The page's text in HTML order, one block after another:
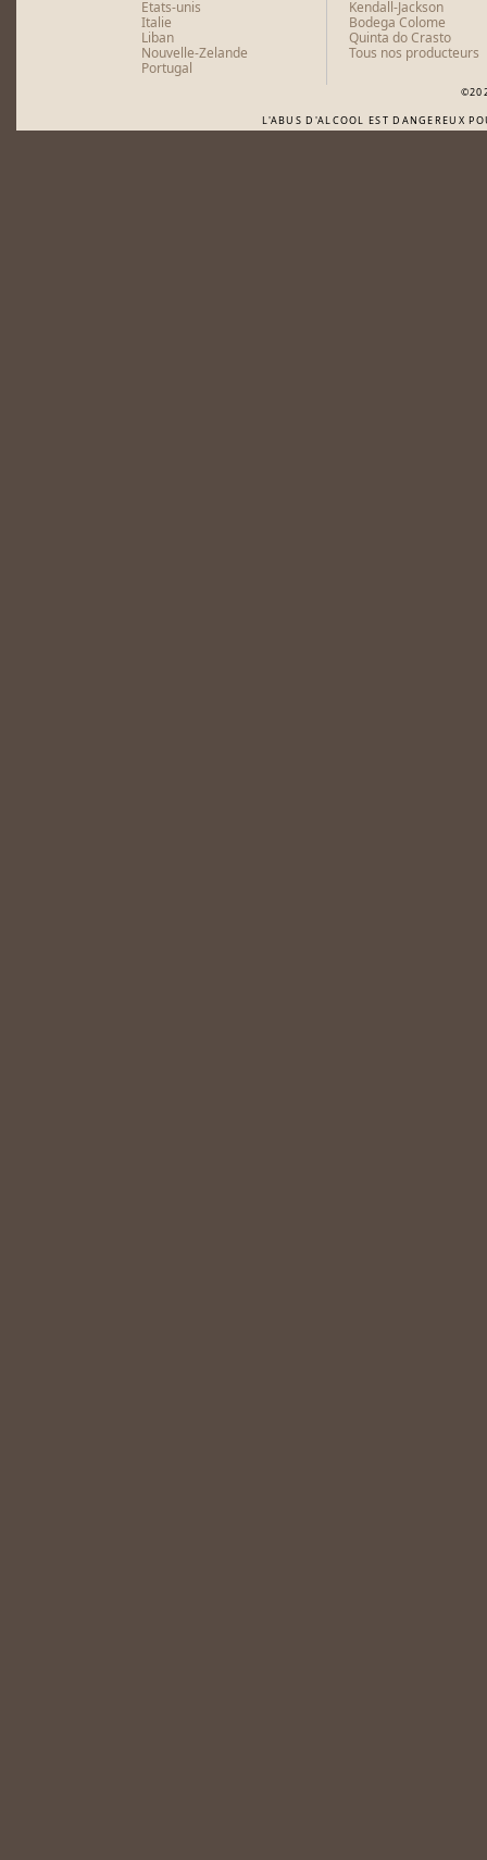
Etats-unis
Italie
Liban
Nouvelle-Zelande
Portugal
Kendall-Jackson
Bodega Colome
Quinta do Crasto
Tous nos producteurs
L'ABUS D'ALCOOL EST DANGEREUX